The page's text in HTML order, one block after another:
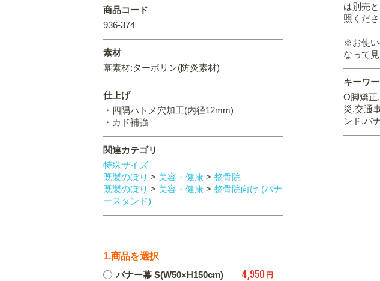
商品コード
936-374
素材
幕素材:ターポリン(防炎素材)
仕上げ
・四隅ハトメ穴加工(内径12mm)
・カド補強
関連カテゴリ
特殊サイズ
既製のぼり > 美容・健康 > 整骨院
既製のぼり > 美容・健康 > 整骨院向け (バナ
ースタンド)
は別売
照くださ
※お使い
なって
キーワ
O脚矯正
災,交通
ンド,バ
1.商品を選択
バナー幕 S(W50×H150cm)
4,950 円